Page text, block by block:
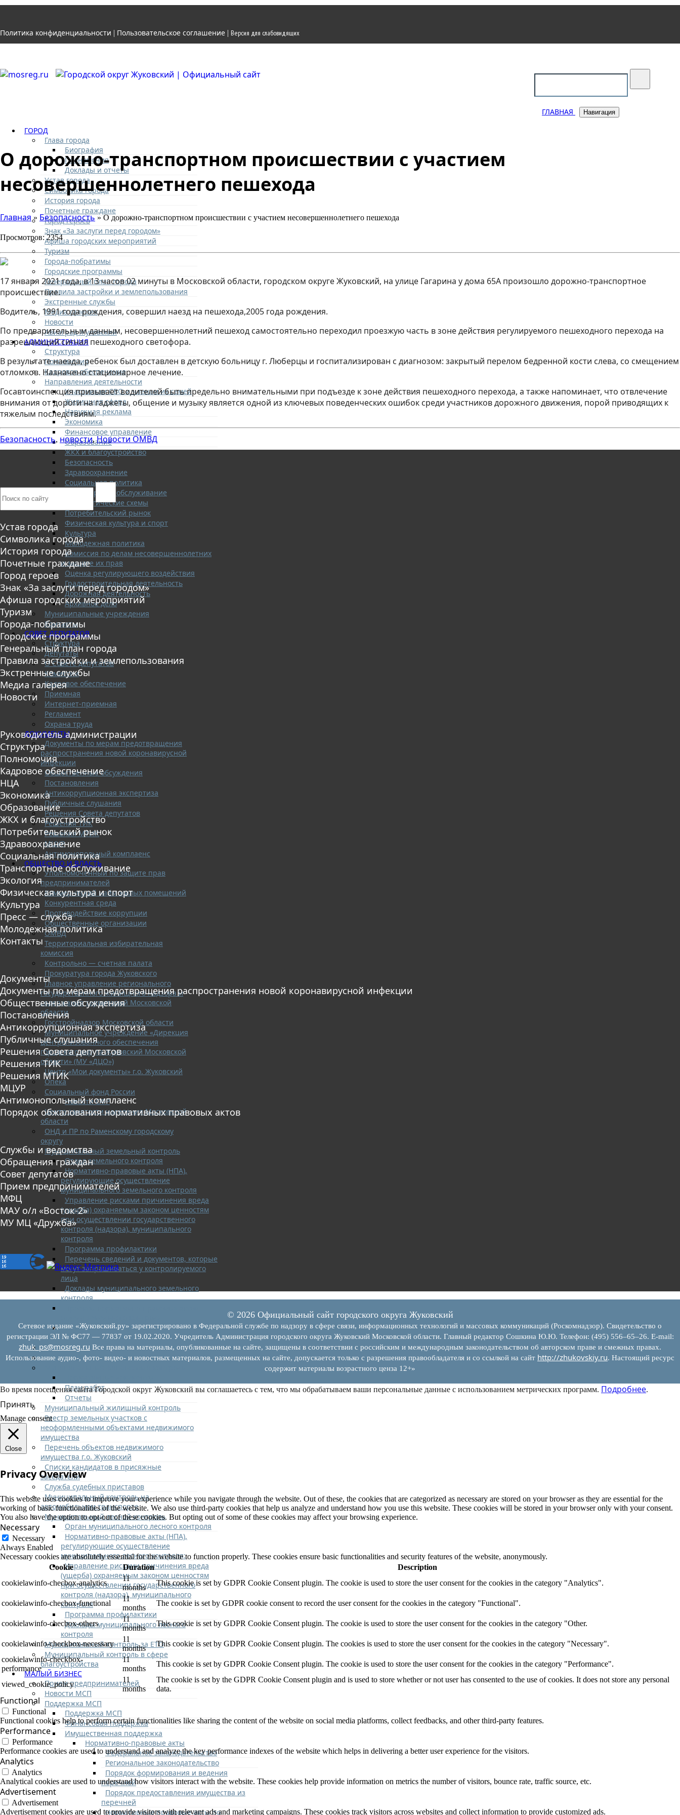
Политика конфиденциальности | Пользовательское соглашение | Версия для слабовидящих
ГЛАВНАЯ Навигация
ГОРОД
Глава города
Биография
Полномочия
Доклады и отчеты
Устав города
Символика города
История города
Почетные граждане
Город героев
Знак «За заслуги перед городом»
Афиша городских мероприятий
Туризм
Города-побратимы
Городские программы
Генеральный план города
Правила застройки и землепользования
Экстренные службы
Медиа галерея
Новости
Авиаград Жуковский
АДМИНИСТРАЦИЯ
Структура
Полномочия
Кадровое обеспечение
Направления деятельности
Участникам СВО и членам их семей
Жилищная сфера
Наружная реклама
Экономика
Финансовое управление
Образование
ЖКХ и благоустройство
Безопасность
Здравоохранение
Социальная политика
Транспортное обслуживание
Технологические схемы
Потребительский рынок
Физическая культура и спорт
Культура
Молодежная политика
Комиссия по делам несовершеннолетних
и защите их прав
Оценка регулирующего воздействия
Градостроительная деятельность
Дорожная деятельность
Архивное дело
Муниципальные учреждения
Контакты
СОВЕТ ДЕПУТАТОВ
Структура
Депутаты
О Совете депутатов
Комиссии
Кадровое обеспечение
Приемная
Интернет-приемная
Регламент
Охрана труда
ДОКУМЕНТЫ
Документы по мерам предотвращения
распространения новой коронавирусной
инфекции
Общественные обсуждения
Постановления
Антикоррупционная экспертиза
Публичные слушания
Решения Совета депутатов
Решения ТИК
Решения МТИК
МЦУР
Антимонопольный комплаенс
ОБЩЕСТВО И ВЛАСТЬ
Уполномоченный по защите прав
предпринимателей
Коммерческий найм жилых помещений
Конкурентная среда
Противодействие коррупции
Общественные организации
ОМВД
Территориальная избирательная
комиссия
Контрольно — счетная палата
Прокуратура города Жуковского
Главное управление регионального
государственного жилищного надзора и
содержания территорий Московской
области
Госстройнадзор Московской области
Муниципальное учреждение «Дирекция
централизованного обеспечения
городского округа Жуковский Московской
области» (МУ «ДЦО»)
Центр «Мои документы» г.о. Жуковский
Опека
Социальный фонд России
Новости СФР
Центр занятости населения Московской
области
ОНД и ПР по Раменскому городскому
округу
Муниципальный земельный контроль
Отдел земельного контроля
Нормативно-правовые акты (НПА),
регулирующие осуществление
муниципального земельного контроля
Управление рисками причинения вреда
(ущерба) охраняемым законом ценностям
при осуществлении государственного
контроля (надзора), муниципального
контроля
Программа профилактики
Перечень сведений и документов, которые
могут запрашиваться у контролируемого
лица
Доклады муниципального земельного
контроля
Иные сведения о работе отдела
земельного контроля
Бюджет для граждан
Росреестр
План работ
Отчеты
Муниципальный жилищный контроль
Реестр земельных участков с
неоформленными объектами недвижимого
имущества
Перечень объектов недвижимого
имущества г.о. Жуковский
Списки кандидатов в присяжные
заседатели
Служба судебных приставов
Муниципальный контроль на
автомобильном транспорте
Муниципальный лесной контроль
Орган муниципального лесного контроля
Нормативно-правовые акты (НПА),
регулирующие осуществление
муниципального лесного контроля:
Управление рисками причинения вреда
(ущерба) охраняемым законом ценностям
при осуществлении государственного
контроля (надзора), муниципального
контроля
Программа профилактики
Доклады муниципального лесного
контроля
Муниципальный контроль за ЕТО
Муниципальный контроль в сфере
благоустройства
МАЛЫЙ БИЗНЕС
Прием предпринимателей
Новости МСП
Поддержка МСП
Поддержка МСП
Финансовая поддержка
Имущественная поддержка
Нормативно-правовые акты
Федеральное законодательство
Региональное законодательство
Порядок формирования и ведения
перечней
Порядок предоставления имущества из
перечней
Нормативные правовые акты по
О дорожно-транспортном происшествии с участием
несовершеннолетнего пешехода
Главная » Безопасность » О дорожно-транспортном происшествии с участием несовершеннолетнего пешехода
Просмотров: 2354
17 января 2021 года, в 13 часов 02 минуты в Московской области, городском округе Жуковский, на улице Гагарина у дома 65А произошло дорожно-транспортное
происшествие.
Водитель, 1991 года рождения, совершил наезд на пешехода,2005 года рождения.
По предварительным данным, несовершеннолетний пешеход самостоятельно переходил проезжую часть в зоне действия регулируемого пешеходного перехода на
разрешающий сигнал пешеходного светофора.
В результате наезда, ребенок был доставлен в детскую больницу г. Люберцы и госпитализирован с диагнозом: закрытый перелом бедренной кости слева, со смещением
отломков. Назначено стационарное лечение.
Госавтоинспекция призывает водителей быть предельно внимательными при подъезде к зоне действия пешеходного перехода, а также напоминает, что отвлечение
внимания от дороги на гаджеты, общение и музыку является одной из ключевых поведенческих ошибок среди участников дорожного движения, порой приводящих к
тяжелым последствиям.
Безопасность, новости,Новости ОМВД
Устав города
Символика города
История города
Почетные граждане
Город героев
Знак «За заслуги перед городом»
Афиша городских мероприятий
Туризм
Города-побратимы
Городские программы
Генеральный план города
Правила застройки и землепользования
Экстренные службы
Медиа галерея
Новости
Руководитель администрации
Структура
Полномочия
Кадровое обеспечение
НЦА
Экономика
Образование
ЖКХ и благоустройство
Потребительский рынок
Здравоохранение
Социальная политика
Транспортное обслуживание
Экология
Физическая культура и спорт
Культура
Пресс — служба
Молодежная политика
Контакты
Документы
Документы по мерам предотвращения распространения новой коронавирусной инфекции
Общественные обсуждения
Постановления
Антикоррупционная экспертиза
Публичные слушания
Решения Совета депутатов
Решения ТИК
Решения МТИК
МЦУР
Антимонопольный комплаенс
Порядок обжалования нормативных правовых актов
Службы и ведомства
Обращения граждан
Совет депутатов
Прием предпринимателей
МФЦ
МАУ о/л «Восток-2»
МУ МЦ «Дружба»
© 2026 Официальный сайт городского округа Жуковский
Сетевое издание «Жуковский.ру» зарегистрировано в Федеральной службе по надзору в сфере связи, информационных технологий и массовых коммуникаций (Роскомнадзор). Свидетельство о
регистрации ЭЛ № ФС77 — 77837 от 19.02.2020. Учредитель Администрация городского округа Жуковский Московской области. Главный редактор Сошкина Ю.Ю. Телефон: (495) 556–65–26. E‑mail:
zhuk_ps@mosreg.ru Все права на материалы, опубликованные на сайте, защищены в соответствии с российским и международным законодательством об авторском праве и смежных правах.
Использование аудио-, фото- видео- и новостных материалов, размещенных на сайте, допускается только с разрешения правообладателя и со ссылкой на сайт http://zhukovskiy.ru. Настоящий ресурс
содержит материалы возрастного ценза 12+»
Во время посещения сайта Городской округ Жуковский вы соглашаетесь с тем, что мы обрабатываем ваши персональные данные с использованием метрических программ. Подробнее.
Принять
Manage consent
Close
Privacy Overview
This website uses cookies to improve your experience while you navigate through the website. Out of these, the cookies that are categorized as necessary are stored on your browser as they are essential for the
working of basic functionalities of the website. We also use third-party cookies that help us analyze and understand how you use this website. These cookies will be stored in your browser only with your consent.
You also have the option to opt-out of these cookies. But opting out of some of these cookies may affect your browsing experience.
Necessary
Necessary
Always Enabled
Necessary cookies are absolutely essential for the website to function properly. These cookies ensure basic functionalities and security features of the website, anonymously.
Cookie
Duration
Description
cookielawinfo-checbox-analytics
11
months
This cookie is set by GDPR Cookie Consent plugin. The cookie is used to store the user consent for the cookies in the category "Analytics".
cookielawinfo-checbox-functional
11
months
The cookie is set by GDPR cookie consent to record the user consent for the cookies in the category "Functional".
cookielawinfo-checbox-others
11
months
This cookie is set by GDPR Cookie Consent plugin. The cookie is used to store the user consent for the cookies in the category "Other.
cookielawinfo-checkbox-necessary
11
months
This cookie is set by GDPR Cookie Consent plugin. The cookies is used to store the user consent for the cookies in the category "Necessary".
cookielawinfo-checkbox-
performance
11
months
This cookie is set by GDPR Cookie Consent plugin. The cookie is used to store the user consent for the cookies in the category "Performance".
viewed_cookie_policy
11
months
The cookie is set by the GDPR Cookie Consent plugin and is used to store whether or not user has consented to the use of cookies. It does not store any personal
data.
Functional
Functional
Functional cookies help to perform certain functionalities like sharing the content of the website on social media platforms, collect feedbacks, and other third-party features.
Performance
Performance
Performance cookies are used to understand and analyze the key performance indexes of the website which helps in delivering a better user experience for the visitors.
Analytics
Analytics
Analytical cookies are used to understand how visitors interact with the website. These cookies help provide information on metrics the number of visitors, bounce rate, traffic source, etc.
Advertisement
Advertisement
Advertisement cookies are used to provide visitors with relevant ads and marketing campaigns. These cookies track visitors across websites and collect information to provide customized ads.